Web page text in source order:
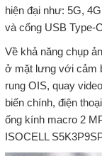
hiện đại như: 5G,
và cổng USB Type-
Về khả năng chụp
ở mặt lưng với cảm
rung OIS, quay
biến chính, điện
ống kính macro 2
ISOCELL